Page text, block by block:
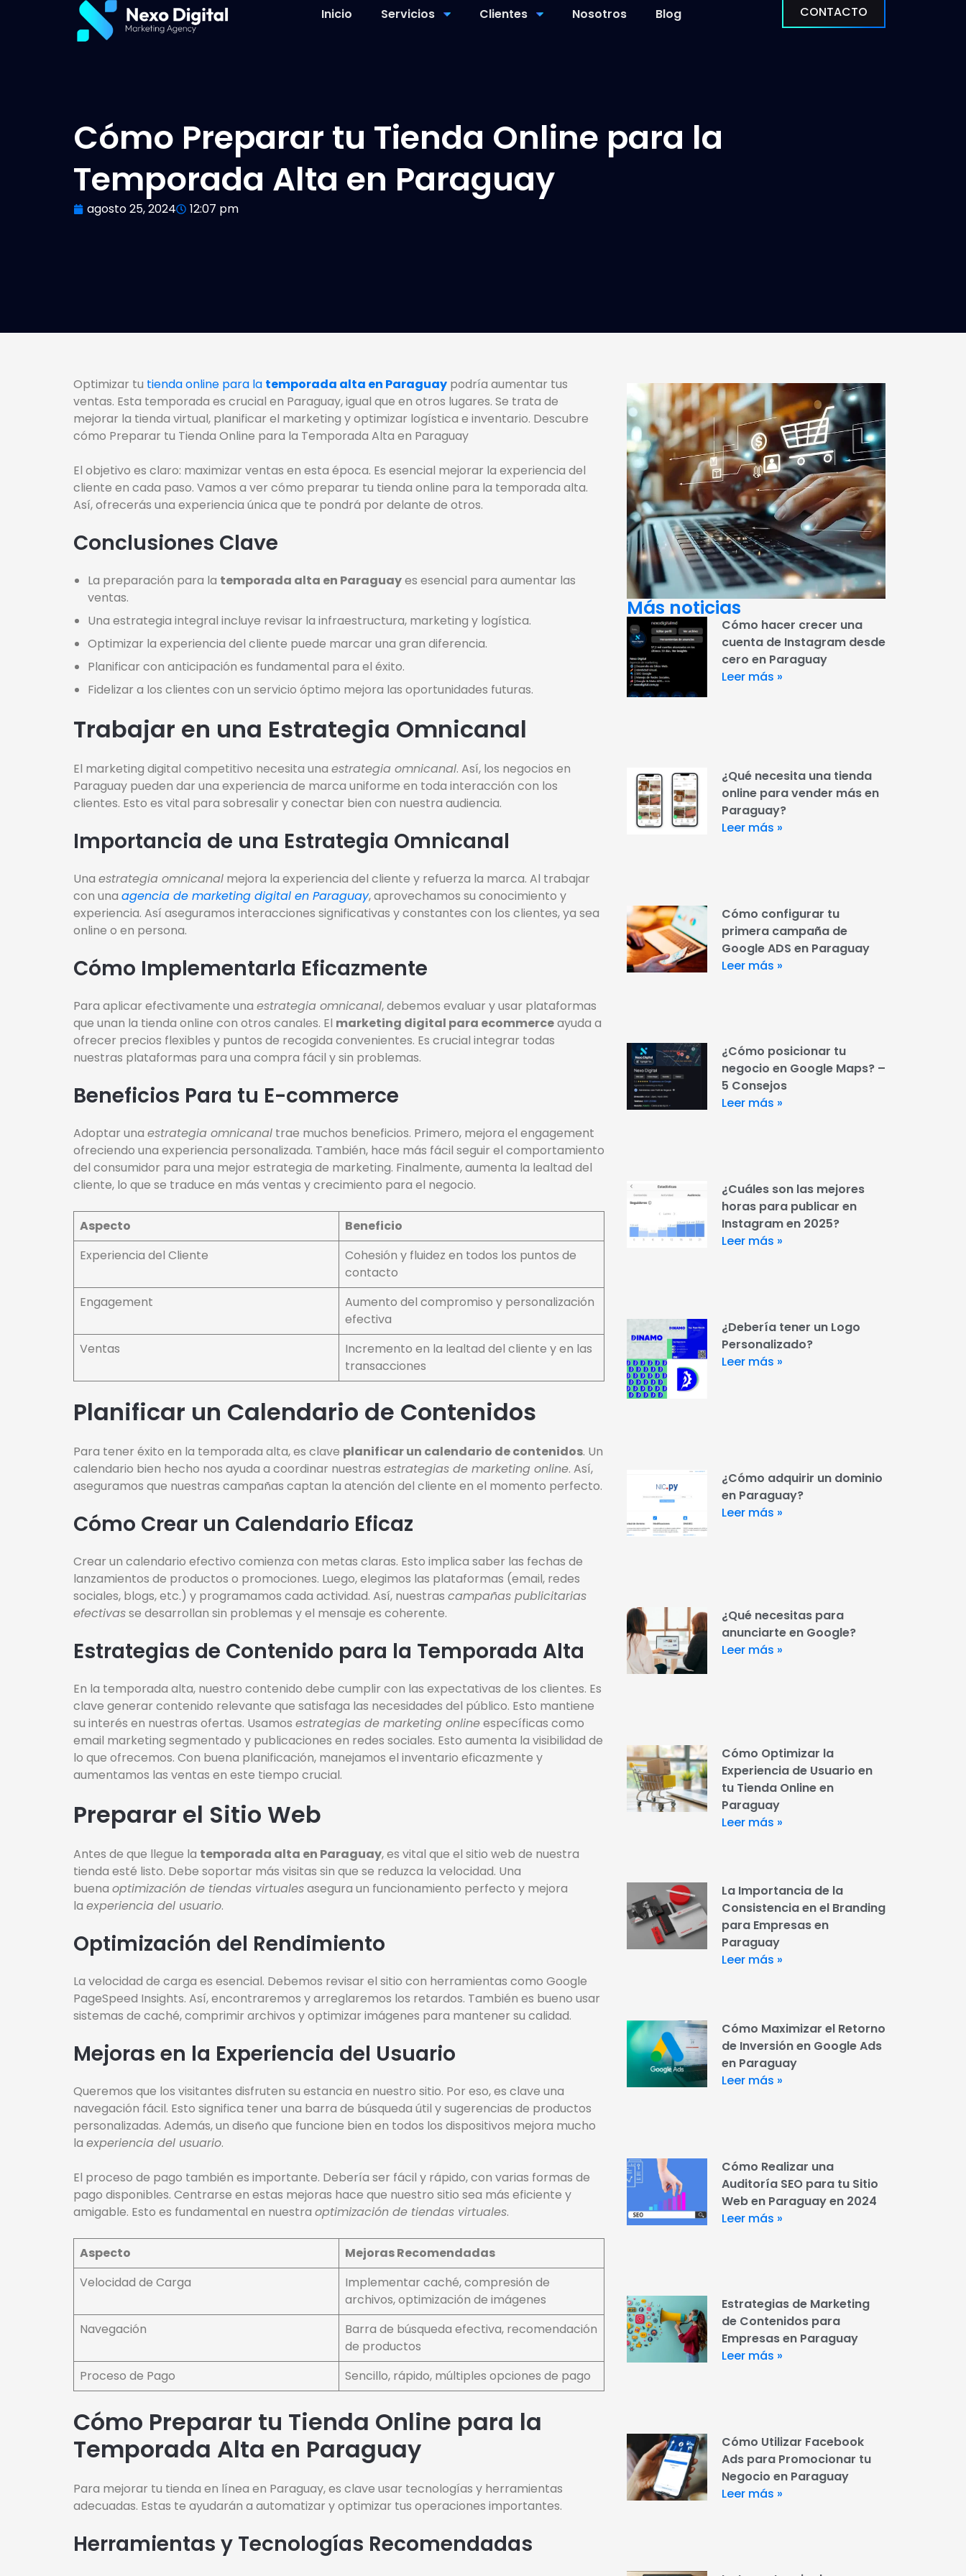
Inicio Servicios Clientes Nosotros Blog CONTACTO
Cómo Preparar tu Tienda Online para la
Temporada Alta en Paraguay
agosto 25, 2024 12:07 pm
Más noticias
Cómo hacer crecer una
cuenta de Instagram desde
cero en Paraguay
Leer más »
¿Qué necesita una tienda
online para vender más en
Paraguay?
Leer más »
Cómo configurar tu
primera campaña de
Google ADS en Paraguay
Leer más »
¿Cómo posicionar tu
negocio en Google Maps? –
5 Consejos
Leer más »
¿Cuáles son las mejores
horas para publicar en
Instagram en 2025?
Leer más »
¿Debería tener un Logo
Personalizado?
Leer más »
¿Cómo adquirir un dominio
en Paraguay?
Leer más »
¿Qué necesitas para
anunciarte en Google?
Leer más »
Cómo Optimizar la
Experiencia de Usuario en
tu Tienda Online en
Paraguay
Leer más »
La Importancia de la
Consistencia en el Branding
para Empresas en
Paraguay
Leer más »
Cómo Maximizar el Retorno
de Inversión en Google Ads
en Paraguay
Leer más »
Cómo Realizar una
Auditoría SEO para tu Sitio
Web en Paraguay en 2024
Leer más »
Estrategias de Marketing
de Contenidos para
Empresas en Paraguay
Leer más »
Cómo Utilizar Facebook
Ads para Promocionar tu
Negocio en Paraguay
Leer más »
Optimizar tu tienda online para la temporada alta en Paraguay podría aumentar tus
ventas. Esta temporada es crucial en Paraguay, igual que en otros lugares. Se trata de
mejorar la tienda virtual, planificar el marketing y optimizar logística e inventario. Descubre
cómo Preparar tu Tienda Online para la Temporada Alta en Paraguay
El objetivo es claro: maximizar ventas en esta época. Es esencial mejorar la experiencia del
cliente en cada paso. Vamos a ver cómo preparar tu tienda online para la temporada alta.
Así, ofrecerás una experiencia única que te pondrá por delante de otros.
Conclusiones Clave
La preparación para la temporada alta en Paraguayes esencial para aumentar las
ventas.
Una estrategia integral incluye revisar la infraestructura, marketing y logística.
Optimizar la experiencia del cliente puede marcar una gran diferencia.
Planificar con anticipación es fundamental para el éxito.
Fidelizar a los clientes con un servicio óptimo mejora las oportunidades futuras.
Trabajar en una Estrategia Omnicanal
El marketing digital competitivo necesita una estrategia omnicanal. Así, los negocios en
Paraguay pueden dar una experiencia de marca uniforme en toda interacción con los
clientes. Esto es vital para sobresalir y conectar bien con nuestra audiencia.
Importancia de una Estrategia Omnicanal
Una estrategia omnicanal mejora la experiencia del cliente y refuerza la marca. Al trabajar
con una agencia de marketing digital en Paraguay, aprovechamos su conocimiento y
experiencia. Así aseguramos interacciones significativas y constantes con los clientes, ya sea
online o en persona.
Cómo Implementarla Eficazmente
Para aplicar efectivamente una estrategia omnicanal, debemos evaluar y usar plataformas
que unan la tienda online con otros canales. El marketing digital para ecommerceayuda a
ofrecer precios flexibles y puntos de recogida convenientes. Es crucial integrar todas
nuestras plataformas para una compra fácil y sin problemas.
Beneficios Para tu E-commerce
Adoptar una estrategia omnicanal trae muchos beneficios. Primero, mejora el engagement
ofreciendo una experiencia personalizada. También, hace más fácil seguir el comportamiento
del consumidor para una mejor estrategia de marketing. Finalmente, aumenta la lealtad del
cliente, lo que se traduce en más ventas y crecimiento para el negocio.
Aspecto
Beneficio
Experiencia del Cliente
Cohesión y fluidez en todos los puntos de
contacto
Engagement
Aumento del compromiso y personalización
efectiva
Ventas
Incremento en la lealtad del cliente y en las
transacciones
Planificar un Calendario de Contenidos
Para tener éxito en la temporada alta, es clave planificar un calendario de contenidos. Un
calendario bien hecho nos ayuda a coordinar nuestras estrategias de marketing online. Así,
aseguramos que nuestras campañas captan la atención del cliente en el momento perfecto.
Cómo Crear un Calendario Eficaz
Crear un calendario efectivo comienza con metas claras. Esto implica saber las fechas de
lanzamientos de productos o promociones. Luego, elegimos las plataformas (email, redes
sociales, blogs, etc.) y programamos cada actividad. Así, nuestras campañas publicitarias
efectivasse desarrollan sin problemas y el mensaje es coherente.
Estrategias de Contenido para la Temporada Alta
En la temporada alta, nuestro contenido debe cumplir con las expectativas de los clientes. Es
clave generar contenido relevante que satisfaga las necesidades del público. Esto mantiene
su interés en nuestras ofertas. Usamos estrategias de marketing onlineespecíficas como
email marketing segmentado y publicaciones en redes sociales. Esto aumenta la visibilidad de
lo que ofrecemos. Con buena planificación, manejamos el inventario eficazmente y
aumentamos las ventas en este tiempo crucial.
Preparar el Sitio Web
Antes de que llegue la temporada alta en Paraguay, es vital que el sitio web de nuestra
tienda esté listo. Debe soportar más visitas sin que se reduzca la velocidad. Una
buena optimización de tiendas virtualesasegura un funcionamiento perfecto y mejora
la experiencia del usuario.
Optimización del Rendimiento
La velocidad de carga es esencial. Debemos revisar el sitio con herramientas como Google
PageSpeed Insights. Así, encontraremos y arreglaremos los retardos. También es bueno usar
sistemas de caché, comprimir archivos y optimizar imágenes para mantener su calidad.
Mejoras en la Experiencia del Usuario
Queremos que los visitantes disfruten su estancia en nuestro sitio. Por eso, es clave una
navegación fácil. Esto significa tener una barra de búsqueda útil y sugerencias de productos
personalizadas. Además, un diseño que funcione bien en todos los dispositivos mejora mucho
la experiencia del usuario.
El proceso de pago también es importante. Debería ser fácil y rápido, con varias formas de
pago disponibles. Centrarse en estas mejoras hace que nuestro sitio sea más eficiente y
amigable. Esto es fundamental en nuestra optimización de tiendas virtuales.
Aspecto
Mejoras Recomendadas
Velocidad de Carga
Implementar caché, compresión de
archivos, optimización de imágenes
Navegación
Barra de búsqueda efectiva, recomendación
de productos
Proceso de Pago
Sencillo, rápido, múltiples opciones de pago
Cómo Preparar tu Tienda Online para la
Temporada Alta en Paraguay
Para mejorar tu tienda en línea en Paraguay, es clave usar tecnologías y herramientas
adecuadas. Estas te ayudarán a automatizar y optimizar tus operaciones importantes.
Herramientas y Tecnologías Recomendadas